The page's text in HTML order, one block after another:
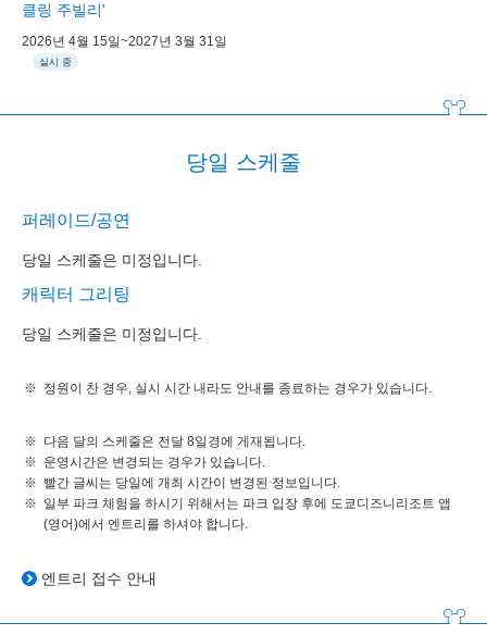
클링 주빌리'
2026년 4월 15일~2027년 3월 31일
실시 중
당일 스케줄
퍼레이드/공연
당일 스케줄은 미정입니다.
캐릭터 그리팅
당일 스케줄은 미정입니다.
정원이 찬 경우, 실시 시간 내라도 안내를 종료하는 경우가 있습니다.
다음 달의 스케줄은 전달 8일경에 게재됩니다.
운영시간은 변경되는 경우가 있습니다.
빨간 글씨는 당일에 개최 시간이 변경된 정보입니다.
일부 파크 체험을 하시기 위해서는 파크 입장 후에 도쿄디즈니리조트 앱
(영어)에서 엔트리를 하셔야 합니다.
엔트리 접수 안내